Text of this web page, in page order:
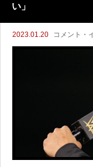
い」
2023.01.20 コメント・